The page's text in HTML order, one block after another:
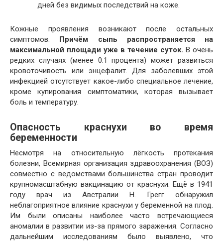
дней без видимых последствий на коже.
Кожные проявления возникают после остальных
симптомов. Причём сыпь распространяется на
максимальной площади уже в течение суток. В очень
редких случаях (менее 0.1 процента) может развиться
кровоточивость или энцефалит. Для заболевших этой
инфекцией отсутствует какое-либо специальное лечение,
кроме купирования симптоматики, которая вызывает
боль и температуру.
Опасность краснухи во время
беременности
Несмотря на относительную лёгкость протекания
болезни, Всемирная организация здравоохранения (ВОЗ)
совместно с ведомствами большинства стран проводит
крупномасштабную вакцинацию от краснухи. Ещё в 1941
году врач из Австралии Н. Грегг обнаружил
неблагоприятное влияние краснухи у беременной на плод.
Им были описаны наиболее часто встречающиеся
аномалии в развитии из-за прямого заражения. Согласно
дальнейшим исследованиям было выявлено, что